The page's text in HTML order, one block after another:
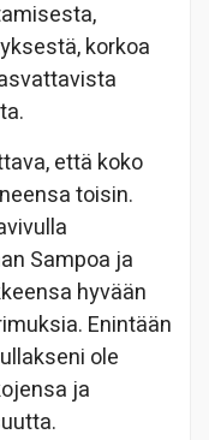
korkoa
että koko
toisin.
Sampoa ja
hyvään
Enintään
ole
ja